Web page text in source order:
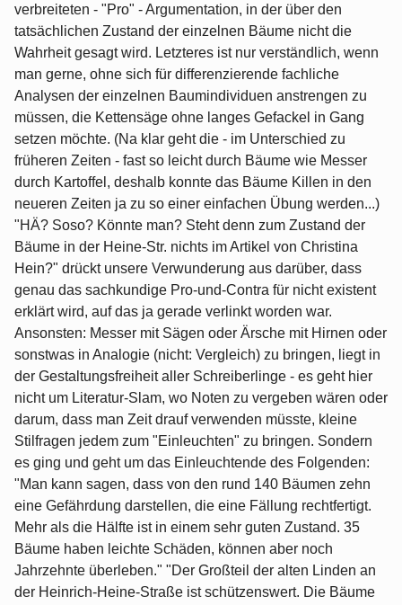
verbreiteten - "Pro" - Argumentation, in der über den
tatsächlichen Zustand der einzelnen Bäume nicht die
Wahrheit gesagt wird. Letzteres ist nur verständlich, wenn
man gerne, ohne sich für differenzierende fachliche
Analysen der einzelnen Baumindividuen anstrengen zu
müssen, die Kettensäge ohne langes Gefackel in Gang
setzen möchte. (Na klar geht die - im Unterschied zu
früheren Zeiten - fast so leicht durch Bäume wie Messer
durch Kartoffel, deshalb konnte das Bäume Killen in den
neueren Zeiten ja zu so einer einfachen Übung werden...)
"HÄ? Soso? Könnte man? Steht denn zum Zustand der
Bäume in der Heine-Str. nichts im Artikel von Christina
Hein?" drückt unsere Verwunderung aus darüber, dass
genau das sachkundige Pro-und-Contra für nicht existent
erklärt wird, auf das ja gerade verlinkt worden war.
Ansonsten: Messer mit Sägen oder Ärsche mit Hirnen oder
sonstwas in Analogie (nicht: Vergleich) zu bringen, liegt in
der Gestaltungsfreiheit aller Schreiberlinge - es geht hier
nicht um Literatur-Slam, wo Noten zu vergeben wären oder
darum, dass man Zeit drauf verwenden müsste, kleine
Stilfragen jedem zum "Einleuchten" zu bringen. Sondern
es ging und geht um das Einleuchtende des Folgenden:
"Man kann sagen, dass von den rund 140 Bäumen zehn
eine Gefährdung darstellen, die eine Fällung rechtfertigt.
Mehr als die Hälfte ist in einem sehr guten Zustand. 35
Bäume haben leichte Schäden, können aber noch
Jahrzehnte überleben." "Der Großteil der alten Linden an
der Heinrich-Heine-Straße ist schützenswert. Die Bäume